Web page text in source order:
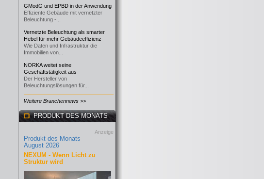
GModG und EPBD in der Anwendung
Effiziente Gebäude mit vernetzter
Beleuchtung -...
Vernetzte Beleuchtung als smarter
Hebel für mehr Gebäudeeffizienz
Wie Daten und Infrastruktur die
Immobilien von...
NORKA weitet seine
Geschäftstätigkeit aus
Der Hersteller von
Beleuchtungslösungen für...
Weitere Branchennews >>
PRODUKT DES MONATS
Anzeige
Produkt des Monats
August 2026
NEXUM - Wenn Licht zu
Struktur wird